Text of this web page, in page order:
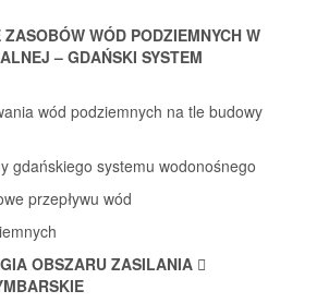
WÓD PODZIEMNYCH W
– GDAŃSKI SYSTEM
wód podziemnych na tle budowy
gdańskiego systemu wodonośnego
przepływu wód
OBSZARU ZASILANIA 